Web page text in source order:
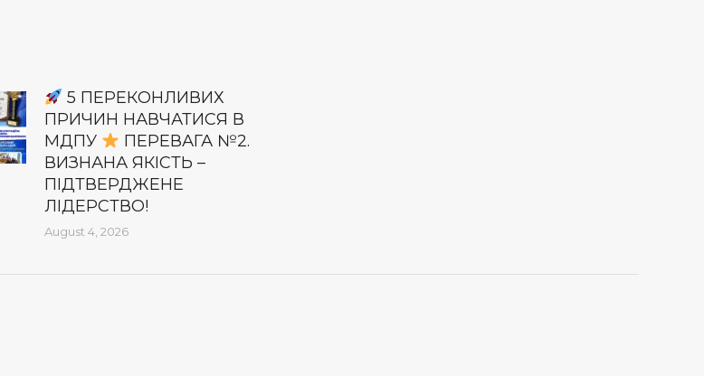
5 ПЕРЕКОНЛИВИХ
ПРИЧИН НАВЧАТИСЯ В
МДПУ
ПЕРЕВАГА №2.
ВИЗНАНА ЯКІСТЬ –
ПІДТВЕРДЖЕНЕ
ЛІДЕРСТВО!
August 4, 2026